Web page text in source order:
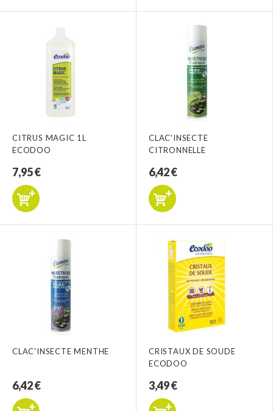
CITRUS MAGIC 1L
ECODOO
7,95 €
CLAC'INSECTE
CITRONNELLE
6,42 €
CLAC'INSECTE MENTHE
6,42 €
CRISTAUX DE SOUDE
ECODOO
3,49 €